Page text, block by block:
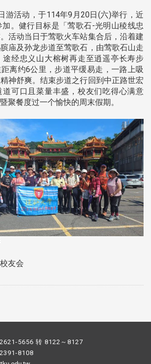
游活动，于114年9月20日(六)举行，近
。健行目标是「莺歌石-光明山稜线忠
活动当日于莺歌火车站集合后，沿着建
庙及孙龙步道至莺歌石，由莺歌石山走
经忠义山大榕树再走至逍遥亭长寿步
离约6公里，步道平缓易走，一路上吸
神舒爽。结束步道之行回到中正路世宏
可口且菜量丰盛，校友们吃得心满意
聚餐度过一个愉快的周末假期。
友会
5656 转 8122～8127
8108